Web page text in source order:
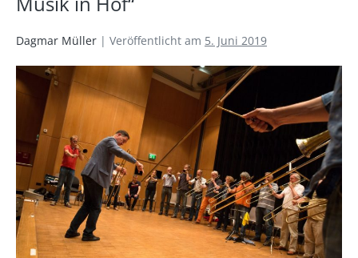
Dagmar Müller | Veröffentlicht am 5. Juni 2019